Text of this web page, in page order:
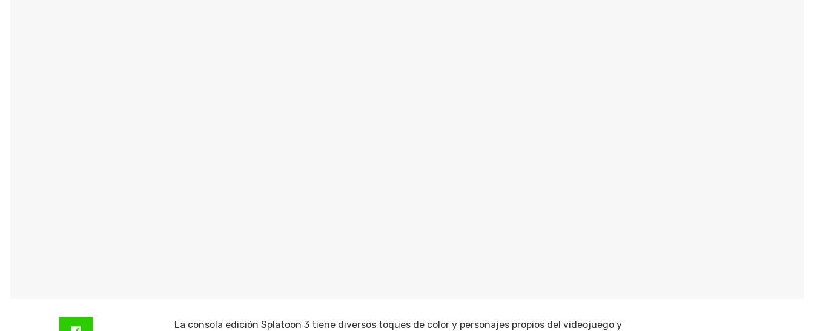
La consola edición Splatoon 3 tiene diversos toques de color y personajes propios del videojuego y